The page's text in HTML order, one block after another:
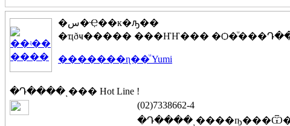
�س�Ҿ��к�ԡ��
�ҵðҹ����� ���ҤҤ���
�������ɳ��ͧ Yumi
�Դ����ͺ��� Hot Line !
(02)7338662-4